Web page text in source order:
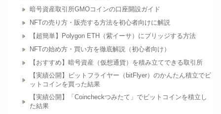
暗号資産取引所GMOコインの口座開設ガイド
NFTの売り方・販売する方法を初心者向けに解説
【超簡単】Polygon ETH（紫イーサ）にブリッジする方法
NFTの始め方・買い方を徹底解説（初心者向け）
【おすすめ】暗号資産（仮想通貨）を積み立てできる取引所
【実績公開】ビットフライヤー（bitFlyer）のかんたん積立でビ
ットコインを買った結果
【実績公開】「Coincheckつみたて」でビットコインを積立し
た結果